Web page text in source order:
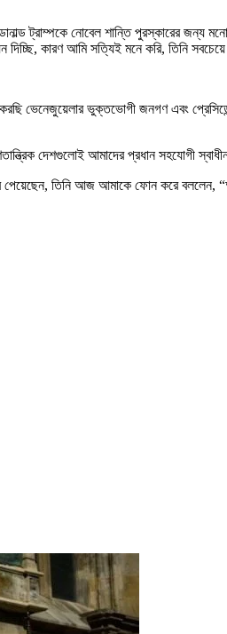
ট্রাম্পকে নোবেল শান্তি পুরস্কারের জন্য
কারণ আমি সত্যিই মনে করি, তিনি
ভেনেজুয়েলার ভুক্তভোগী জনগণ এবং
দেশগুলোই আমাদের প্রধান সহযোগী
পেয়েছেন, তিনি আজ আমাকে ফোন করে বললেন,